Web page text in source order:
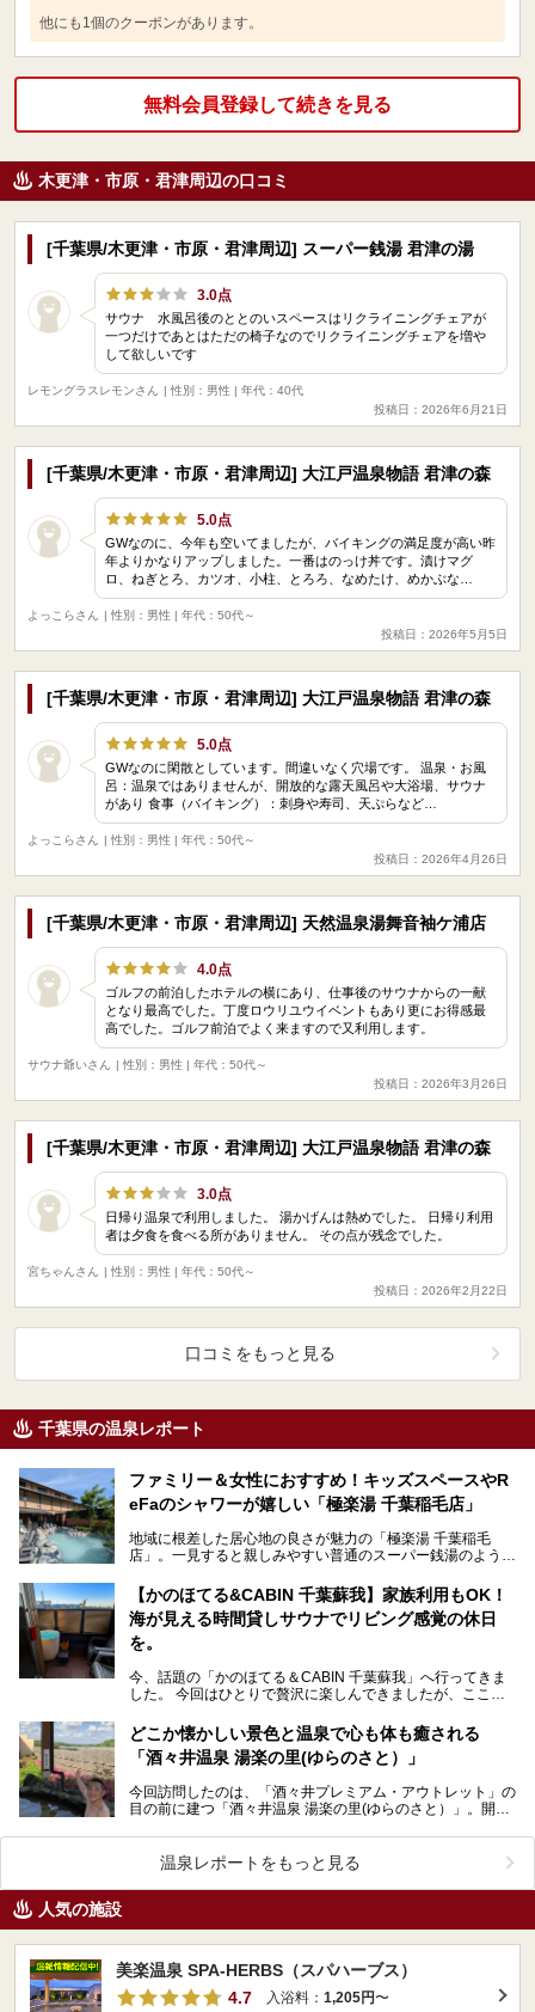
他にも1個のクーポンがあります。
無料会員登録して続きを見る
木更津・市原・君津周辺の口コミ
[千葉県/木更津・市原・君津周辺] スーパー銭湯 君津の湯
3.0点
サウナ 水風呂後のととのいスペースはリクライニングチェアが
一つだけであとはただの椅子なのでリクライニングチェアを増や
して欲しいです
レモングラスレモンさん
| 性別：男性 | 年代：40代
投稿日：2026年6月21日
[千葉県/木更津・市原・君津周辺] 大江戸温泉物語 君津の森
5.0点
GWなのに、今年も空いてましたが、バイキングの満足度が高い昨
年よりかなりアップしました。一番はのっけ丼です。漬けマグ
ロ、ねぎとろ、カツオ、小柱、とろろ、なめたけ、めかぶな…
よっこらさん
| 性別：男性 | 年代：50代～
投稿日：2026年5月5日
[千葉県/木更津・市原・君津周辺] 大江戸温泉物語 君津の森
5.0点
GWなのに閑散としています。間違いなく穴場です。 温泉・お風
呂：温泉ではありませんが、開放的な露天風呂や大浴場、サウナ
があり 食事（バイキング）：刺身や寿司、天ぷらなど…
よっこらさん
| 性別：男性 | 年代：50代～
投稿日：2026年4月26日
[千葉県/木更津・市原・君津周辺] 天然温泉湯舞音袖ケ浦店
4.0点
ゴルフの前泊したホテルの横にあり、仕事後のサウナからの一献
となり最高でした。丁度ロウリユウイベントもあり更にお得感最
高でした。ゴルフ前泊でよく来ますので又利用します。
サウナ爺いさん
| 性別：男性 | 年代：50代～
投稿日：2026年3月26日
[千葉県/木更津・市原・君津周辺] 大江戸温泉物語 君津の森
3.0点
日帰り温泉で利用しました。 湯かげんは熱めでした。 日帰り利用
者は夕食を食べる所がありません。 その点が残念でした。
宮ちゃんさん
| 性別：男性 | 年代：50代～
投稿日：2026年2月22日
口コミをもっと見る
千葉県の温泉レポート
ファミリー＆女性におすすめ！キッズスペースやR
eFaのシャワーが嬉しい「極楽湯 千葉稲毛店」
地域に根差した居心地の良さが魅力の「極楽湯 千葉稲毛
店」。一見すると親しみやすい普通のスーパー銭湯のようで
隠…
【かのほてる&CABIN 千葉蘇我】家族利用もOK！
海が見える時間貸しサウナでリビング感覚の休日
を。
今、話題の「かのほてる＆CABIN 千葉蘇我」へ行ってきま
した。 今回はひとりで贅沢に楽しんできましたが、ここは
どこか懐かしい景色と温泉で心も体も癒される
「酒々井温泉 湯楽の里(ゆらのさと）」
今回訪問したのは、「酒々井プレミアム・アウトレット」の
目の前に建つ「酒々井温泉 湯楽の里(ゆらのさと）」。開放
温泉レポートをもっと見る
人気の施設
美楽温泉 SPA-HERBS（スパハーブス）
4.7
入浴料： 1,205円〜